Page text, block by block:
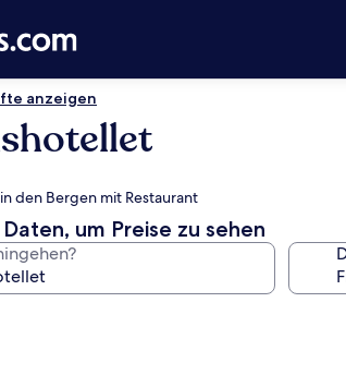
anzeigen
den Bergen mit Restaurant
um Preise zu sehen